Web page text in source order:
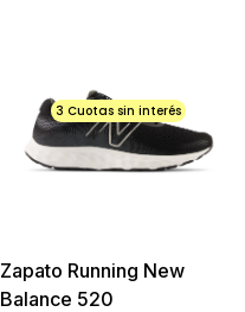
3 Cuotas sin interés
Zapato Running New
Balance 520